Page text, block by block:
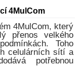
4MulCom
4MulCom, který
přenos velkého
Toho
celulárních sítí a
potřebnou